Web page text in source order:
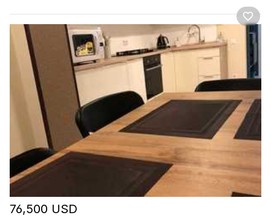
76,500 USD